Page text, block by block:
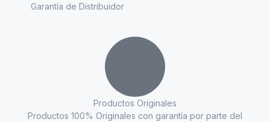
Garantía de Distribuidor
Productos Originales
Productos 100% Originales con garantía por parte del